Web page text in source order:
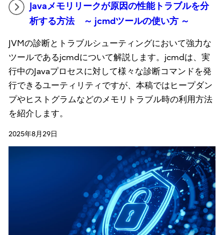
Javaメモリリークが原因の性能トラブルを分
析する方法 ～ jcmdツールの使い方 ～
JVMの診断とトラブルシューティングにおいて強力な
ツールであるjcmdについて解説します。jcmdは、実
行中のJavaプロセスに対して様々な診断コマンドを発
行できるユーティリティですが、本稿ではヒープダン
プやヒストグラムなどのメモリトラブル時の利用方法
を紹介します。
2025年8月29日